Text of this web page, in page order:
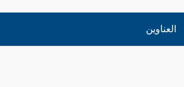
العناوين